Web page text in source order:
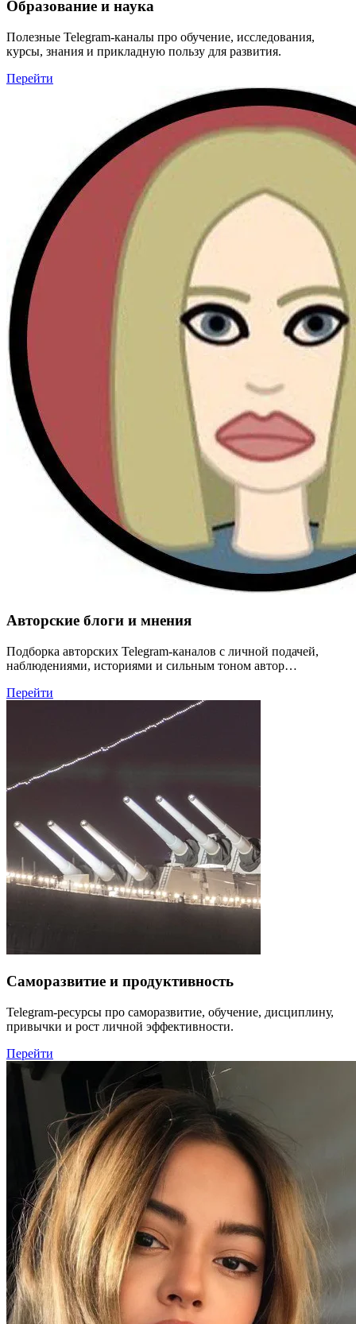
Образование и наука
Полезные Telegram-каналы про обучение, исследования,
курсы, знания и прикладную пользу для развития.
Перейти
Авторские блоги и мнения
Подборка авторских Telegram-каналов с личной подачей,
наблюдениями, историями и сильным тоном автор…
Перейти
Саморазвитие и продуктивность
Telegram-ресурсы про саморазвитие, обучение, дисциплину,
привычки и рост личной эффективности.
Перейти